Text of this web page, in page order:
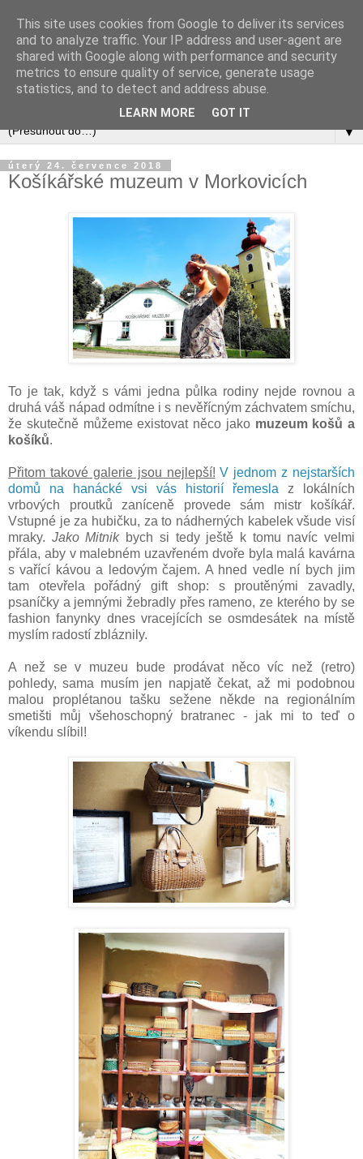
▼
úterý 24. července 2018
Košíkářské muzeum v Morkovicích
To je tak, když s vámi jedna půlka rodiny nejde rovnou a
druhá váš nápad odmítne i s nevěřícným záchvatem smíchu,
že skutečně můžeme existovat něco jako muzeum košů a
košíků.
Přitom takové galerie jsou nejlepší! V jednom z nejstarších
domů na hanácké vsi vás historií řemesla z lokálních
vrbových proutků zaníceně provede sám mistr košíkář.
Vstupné je za hubičku, za to nádherných kabelek všude visí
mraky. Jako Mitnikbych si tedy ještě k tomu navíc velmi
přála, aby v malebném uzavřeném dvoře byla malá kavárna
s vařící kávou a ledovým čajem. A hned vedle ní bych jim
tam otevřela pořádný gift shop: s proutěnými zavadly,
psaníčky a jemnými žebradly přes rameno, ze kterého by se
fashion fanynky dnes vracejících se osmdesátek na místě
myslím radostí zbláznily.
A než se v muzeu bude prodávat něco víc než (retro)
pohledy, sama musím jen napjatě čekat, až mi podobnou
malou proplétanou tašku sežene někde na regionálním
smetišti můj všehoschopný bratranec - jak mi to teď o
víkendu slíbil!
This site uses cookies from Google to deliver its services
and to analyze traffic. Your IP address and user-agent are
shared with Google along with performance and security
metrics to ensure quality of service, generate usage
statistics, and to detect and address abuse.
LEARN MORE GOT IT